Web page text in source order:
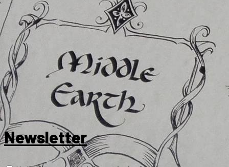
Newsletter